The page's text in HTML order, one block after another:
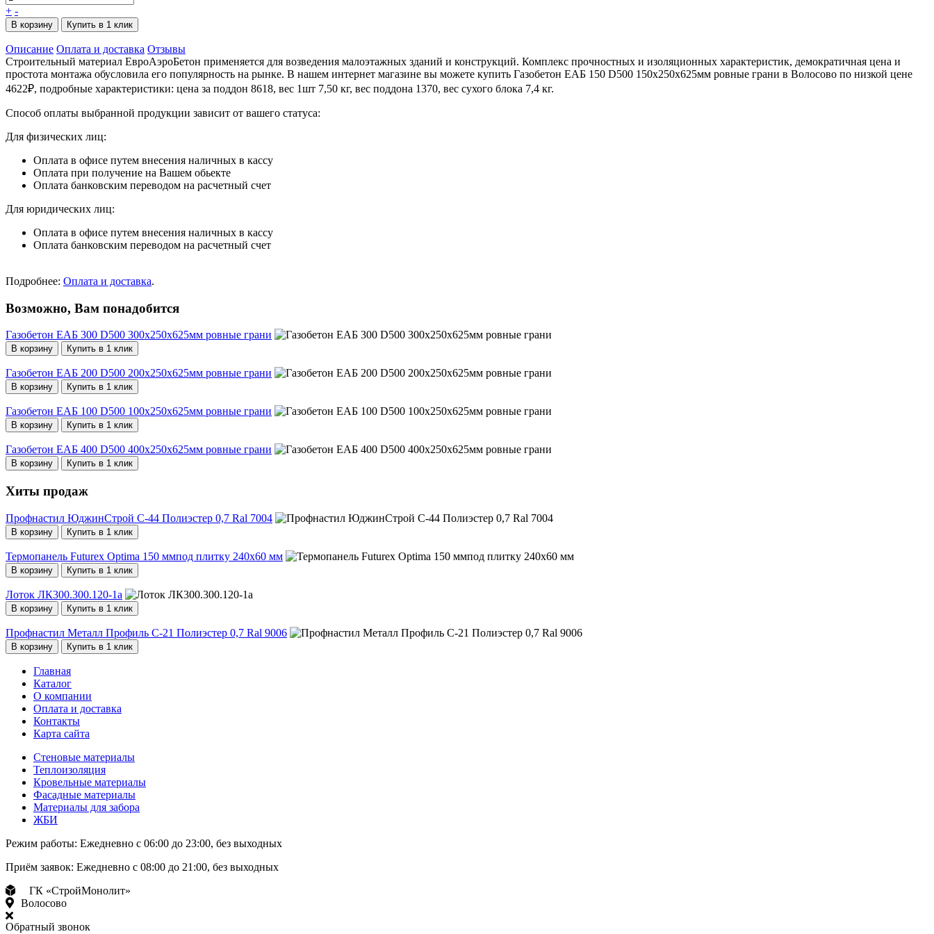
+ -
В корзину Купить в 1 клик
Описание Оплата и доставка Отзывы
Строительный материал ЕвроАэроБетон применяется для возведения малоэтажных зданий и конструкций. Комплекс прочностных и изоляционных характеристик, демократичная цена и
простота монтажа обусловила его популярность на рынке. В нашем интернет магазине вы можете купить Газобетон ЕАБ 150 D500 150х250х625мм ровные грани в Волосово по низкой цене
4622₽, подробные характеристики: цена за поддон 8618, вес 1шт 7,50 кг, вес поддона 1370, вес сухого блока 7,4 кг.
Способ оплаты выбранной продукции зависит от вашего статуса:
Для физических лиц:
Оплата в офисе путем внесения наличных в кассу
Оплата при получение на Вашем обьекте
Оплата банковским переводом на расчетный счет
Для юридических лиц:
Оплата в офисе путем внесения наличных в кассу
Оплата банковским переводом на расчетный счет
Подробнее: Оплата и доставка.
Возможно, Вам понадобится
Газобетон ЕАБ 300 D500 300х250х625мм ровные грани
В корзину Купить в 1 клик
Газобетон ЕАБ 200 D500 200х250х625мм ровные грани
В корзину Купить в 1 клик
Газобетон ЕАБ 100 D500 100х250х625мм ровные грани
В корзину Купить в 1 клик
Газобетон ЕАБ 400 D500 400х250х625мм ровные грани
В корзину Купить в 1 клик
Хиты продаж
Профнастил ЮджинСтрой С-44 Полиэстер 0,7 Ral 7004
В корзину Купить в 1 клик
Термопанель Futurex Optima 150 ммпод плитку 240х60 мм
В корзину Купить в 1 клик
Лоток ЛК300.300.120-1а
В корзину Купить в 1 клик
Профнастил Металл Профиль С-21 Полиэстер 0,7 Ral 9006
В корзину Купить в 1 клик
Главная
Каталог
О компании
Оплата и доставка
Контакты
Карта сайта
Стеновые материалы
Теплоизоляция
Кровельные материалы
Фасадные материалы
Материалы для забора
ЖБИ
Режим работы: Ежедневно с 06:00 до 23:00, без выходных
Приём заявок: Ежедневно с 08:00 до 21:00, без выходных
ГК «СтройМонолит»
Волосово
Обратный звонок